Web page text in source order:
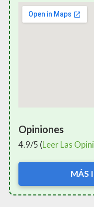
Opiniones
4.9/5 (Leer Las
MÁS